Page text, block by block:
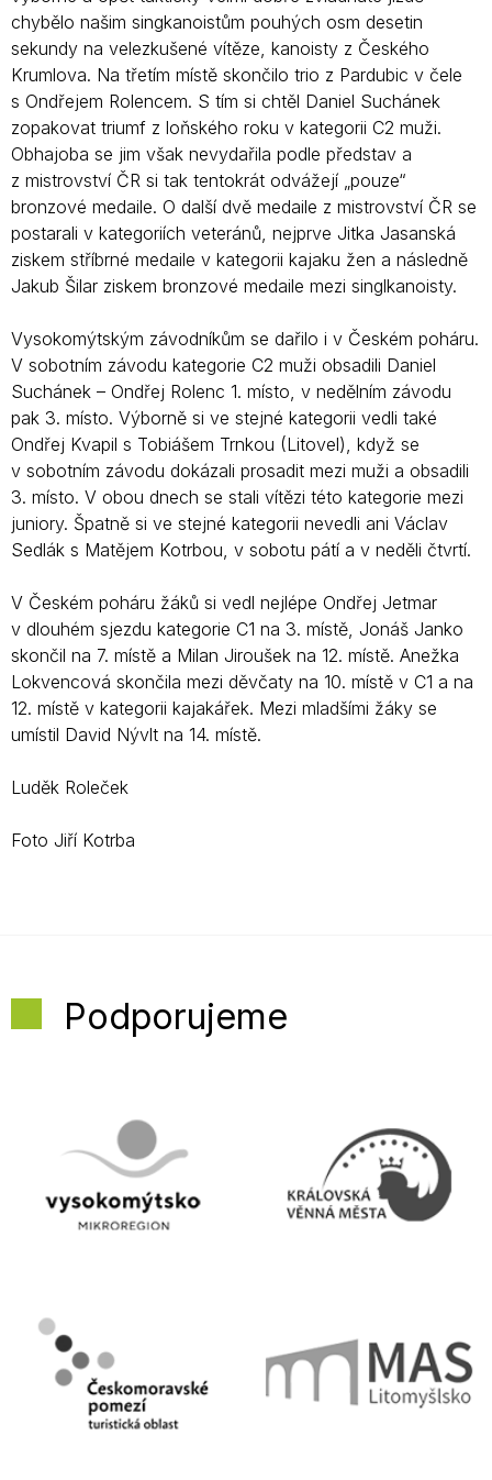
chybělo našim singkanoistům pouhých osm desetin
sekundy na velezkušené vítěze, kanoisty z Českého
Krumlova. Na třetím místě skončilo trio z Pardubic v čele
s Ondřejem Rolencem. S tím si chtěl Daniel Suchánek
zopakovat triumf z loňského roku v kategorii C2 muži.
Obhajoba se jim však nevydařila podle představ a
z mistrovství ČR si tak tentokrát odvážejí „pouze“
bronzové medaile. O další dvě medaile z mistrovství ČR se
postarali v kategoriích veteránů, nejprve Jitka Jasanská
ziskem stříbrné medaile v kategorii kajaku žen a následně
Jakub Šilar ziskem bronzové medaile mezi singlkanoisty.
Vysokomýtským závodníkům se dařilo i v Českém poháru.
V sobotním závodu kategorie C2 muži obsadili Daniel
Suchánek – Ondřej Rolenc 1. místo, v nedělním závodu
pak 3. místo. Výborně si ve stejné kategorii vedli také
Ondřej Kvapil s Tobiášem Trnkou (Litovel), když se
v sobotním závodu dokázali prosadit mezi muži a obsadili
3. místo. V obou dnech se stali vítězi této kategorie mezi
juniory. Špatně si ve stejné kategorii nevedli ani Václav
Sedlák s Matějem Kotrbou, v sobotu pátí a v neděli čtvrtí.
V Českém poháru žáků si vedl nejlépe Ondřej Jetmar
v dlouhém sjezdu kategorie C1 na 3. místě, Jonáš Janko
skončil na 7. místě a Milan Jiroušek na 12. místě. Anežka
Lokvencová skončila mezi děvčaty na 10. místě v C1 a na
12. místě v kategorii kajakářek. Mezi mladšími žáky se
umístil David Nývlt na 14. místě.
Luděk Roleček
Foto Jiří Kotrba
Podporujeme